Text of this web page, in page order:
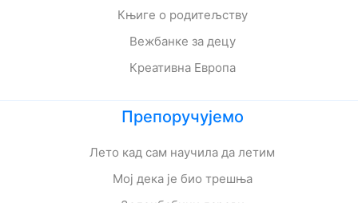
Књиге о родитељству
Вежбанке за децу
Креативна Европа
Препоручујемо
Лето кад сам научила да летим
Мој дека је био трешња